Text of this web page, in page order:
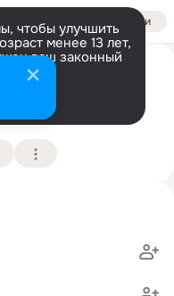
Войти
чтобы улучшить
менее 13 лет,
ваш законный
лет)
лицей
Подробнее